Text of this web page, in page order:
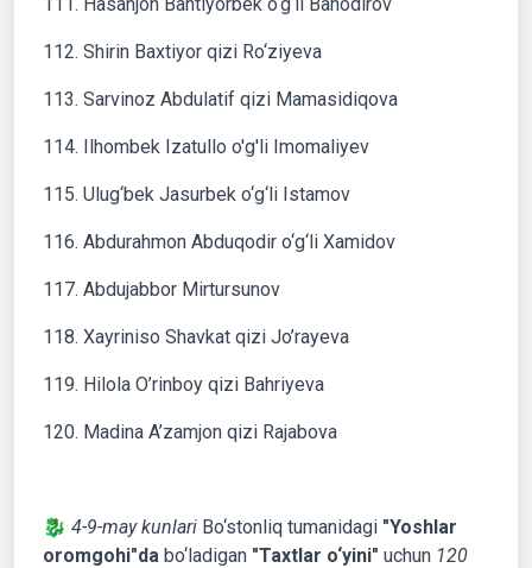
112. Shirin Baxtiyor qizi Ro‘ziyeva
113. Sarvinoz Abdulatif qizi Mamasidiqova
114. Ilhombek Izatullo o'g'li Imomaliyev
115. Ulug‘bek Jasurbek o‘g‘li Istamov
116. Abdurahmon Abduqodir o‘g‘li Xamidov
117. Abdujabbor Mirtursunov
118. Xayriniso Shavkat qizi Jo’rayeva
119. Hilola O’rinboy qizi Bahriyeva
120. Madina A’zamjon qizi Rajabova
🐉 4-9-may kunlari Bo‘stonliq tumanidagi "Yoshlar
oromgohi"da bo‘ladigan "Taxtlar o‘yini" uchun 120